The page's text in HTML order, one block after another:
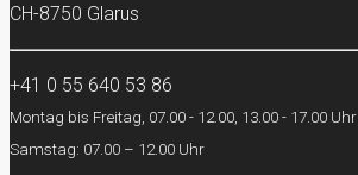
CH-8750 Glarus
+41 0 55 640 53 86
Montag bis Freitag, 07.00 - 12.00, 13.00 - 17.00 Uhr
Samstag: 07.00 – 12.00 Uhr